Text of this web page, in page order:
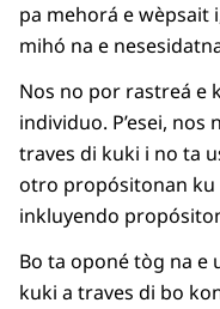
pa mehorá e wèpsait
mihó na e
Nos no por rastreá e
individuo. P’esei,
traves di kuki i no ta
otro propósitonan ku
inkluyendo
Bo ta oponé tòg na e
kuki a traves di bo